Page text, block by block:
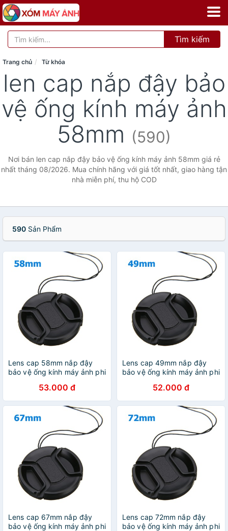
Tìm kiếm
Trang chủ Từ khóa
len cap nắp đậy bảo
vệ ống kính máy ảnh
58mm (590)
Nơi bán len cap nắp đậy bảo vệ ống kính máy ảnh 58mm giá rẻ
nhất tháng 08/2026. Mua chính hãng với giá tốt nhất, giao hàng tận
nhà miễn phí, thu hộ COD
590 Sản Phẩm
Lens cap 58mm nắp đậy
bảo vệ ống kính máy ảnh phi
53.000 đ
Lens cap 49mm nắp đậy
bảo vệ ống kính máy ảnh phi
52.000 đ
Lens cap 67mm nắp đậy
bảo vệ ống kính máy ảnh phi
Lens cap 72mm nắp đậy
bảo vệ ống kính máy ảnh phi